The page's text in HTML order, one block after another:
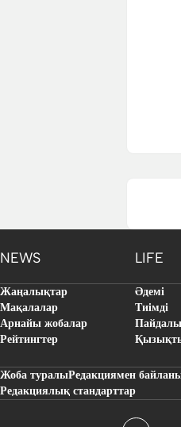
NEWS LIFE
Жаңалықтар
Мақалалар
Арнайы жобалар
Рейтингтер
Әдемі
Тиімді
Пайдалы
Жоба туралыРедакциямен
Редакциялық стандарттар